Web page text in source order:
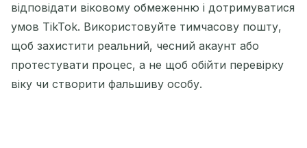
відповідати віковому обмеженню і дотримуватися
умов TikTok. Використовуйте тимчасову пошту,
щоб захистити реальний, чесний акаунт або
протестувати процес, а не щоб обійти перевірку
віку чи створити фальшиву особу.